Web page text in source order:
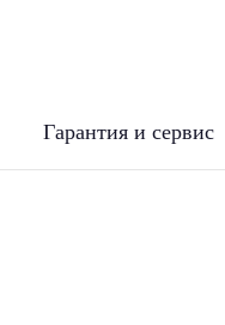
Гарантия и сервис